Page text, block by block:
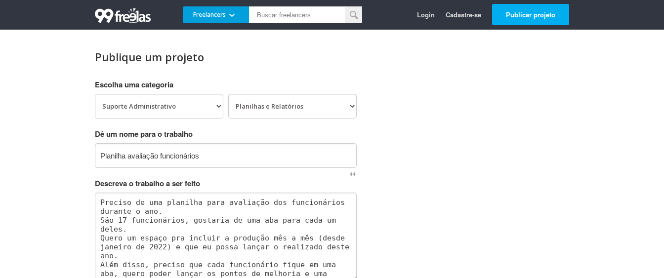
Freelancers Login Cadastre-se Publicar projeto
Publique um projeto
Escolha uma categoria
Dê um nome para o trabalho
44
Descreva o trabalho a ser feito